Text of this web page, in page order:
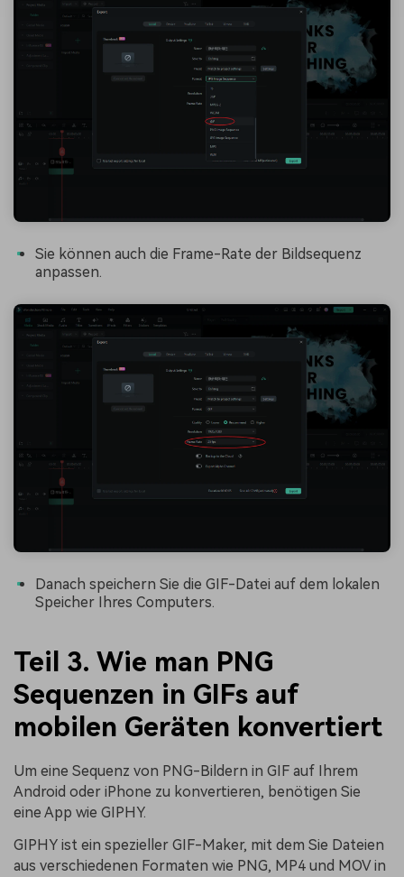
Sie können auch die Frame-Rate der Bildsequenz
anpassen.
Danach speichern Sie die GIF-Datei auf dem lokalen
Speicher Ihres Computers.
Teil 3. Wie man PNG
Sequenzen in GIFs auf
mobilen Geräten konvertiert
Um eine Sequenz von PNG-Bildern in GIF auf Ihrem
Android oder iPhone zu konvertieren, benötigen Sie
eine App wie GIPHY.
GIPHY ist ein spezieller GIF-Maker, mit dem Sie Dateien
aus verschiedenen Formaten wie PNG, MP4 und MOV in